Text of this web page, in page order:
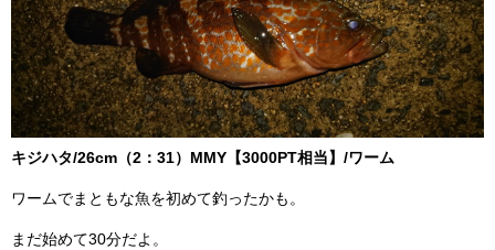
キジハタ/26cm（2：31）MMY【3000PT相当】/ワーム
ワームでまともな魚を初めて釣ったかも。
まだ始めて30分だよ。